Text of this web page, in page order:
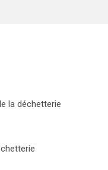
la déchetterie